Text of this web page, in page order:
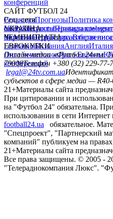
конференций
САЙТ ФУТБОЛ 24
РедакцияПрогнозыПолитика
сайтуКонтактыПравила
политикаСтруктура
Соц. сети
facebookxyoutubeinstagram
УКРАИНА
УкраинаПервая лигаВторая лига
ЧЕМПИОНАТЫ
ГерманияИспанияАнглияИталия
ЕВРОКУБКИ
Лига чемпионовЛига Европы
конференций
Онлайн-медиа «Футбол 24»пл.
79008Телефон +380 (32) 229-77-
legal@24tv.com.ua
субъектов в сфере медиа —
21+Материалы сайта
При цитировании и
на "Футбол 24" обязательна.
использовании в сети Интернет
football24.ua
обязательное.
"Спецпроект", "Партнерский
компаний" публикуем на
21+Материалы сайта
Все права защищены. © 2005 -
"Телерадиокомпания Люкс".